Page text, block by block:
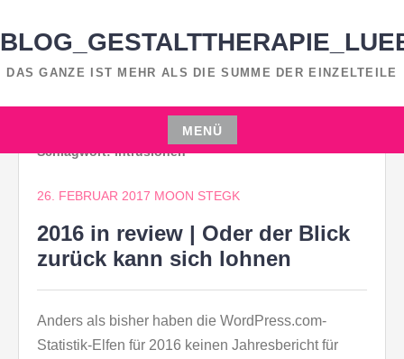
Inhalt
DAS GANZE IST MEHR ALS DIE SUMME DER EINZELTEILE
MENÜ
Zum
springen
Schlagwort:Intrusionen
26. FEBRUAR 2017 MOON STEGK
2016 in review | Oder der Blick
zurück kann sich lohnen
Anders als bisher haben die WordPress.com-
Statistik-Elfen für 2016 keinen Jahresbericht für